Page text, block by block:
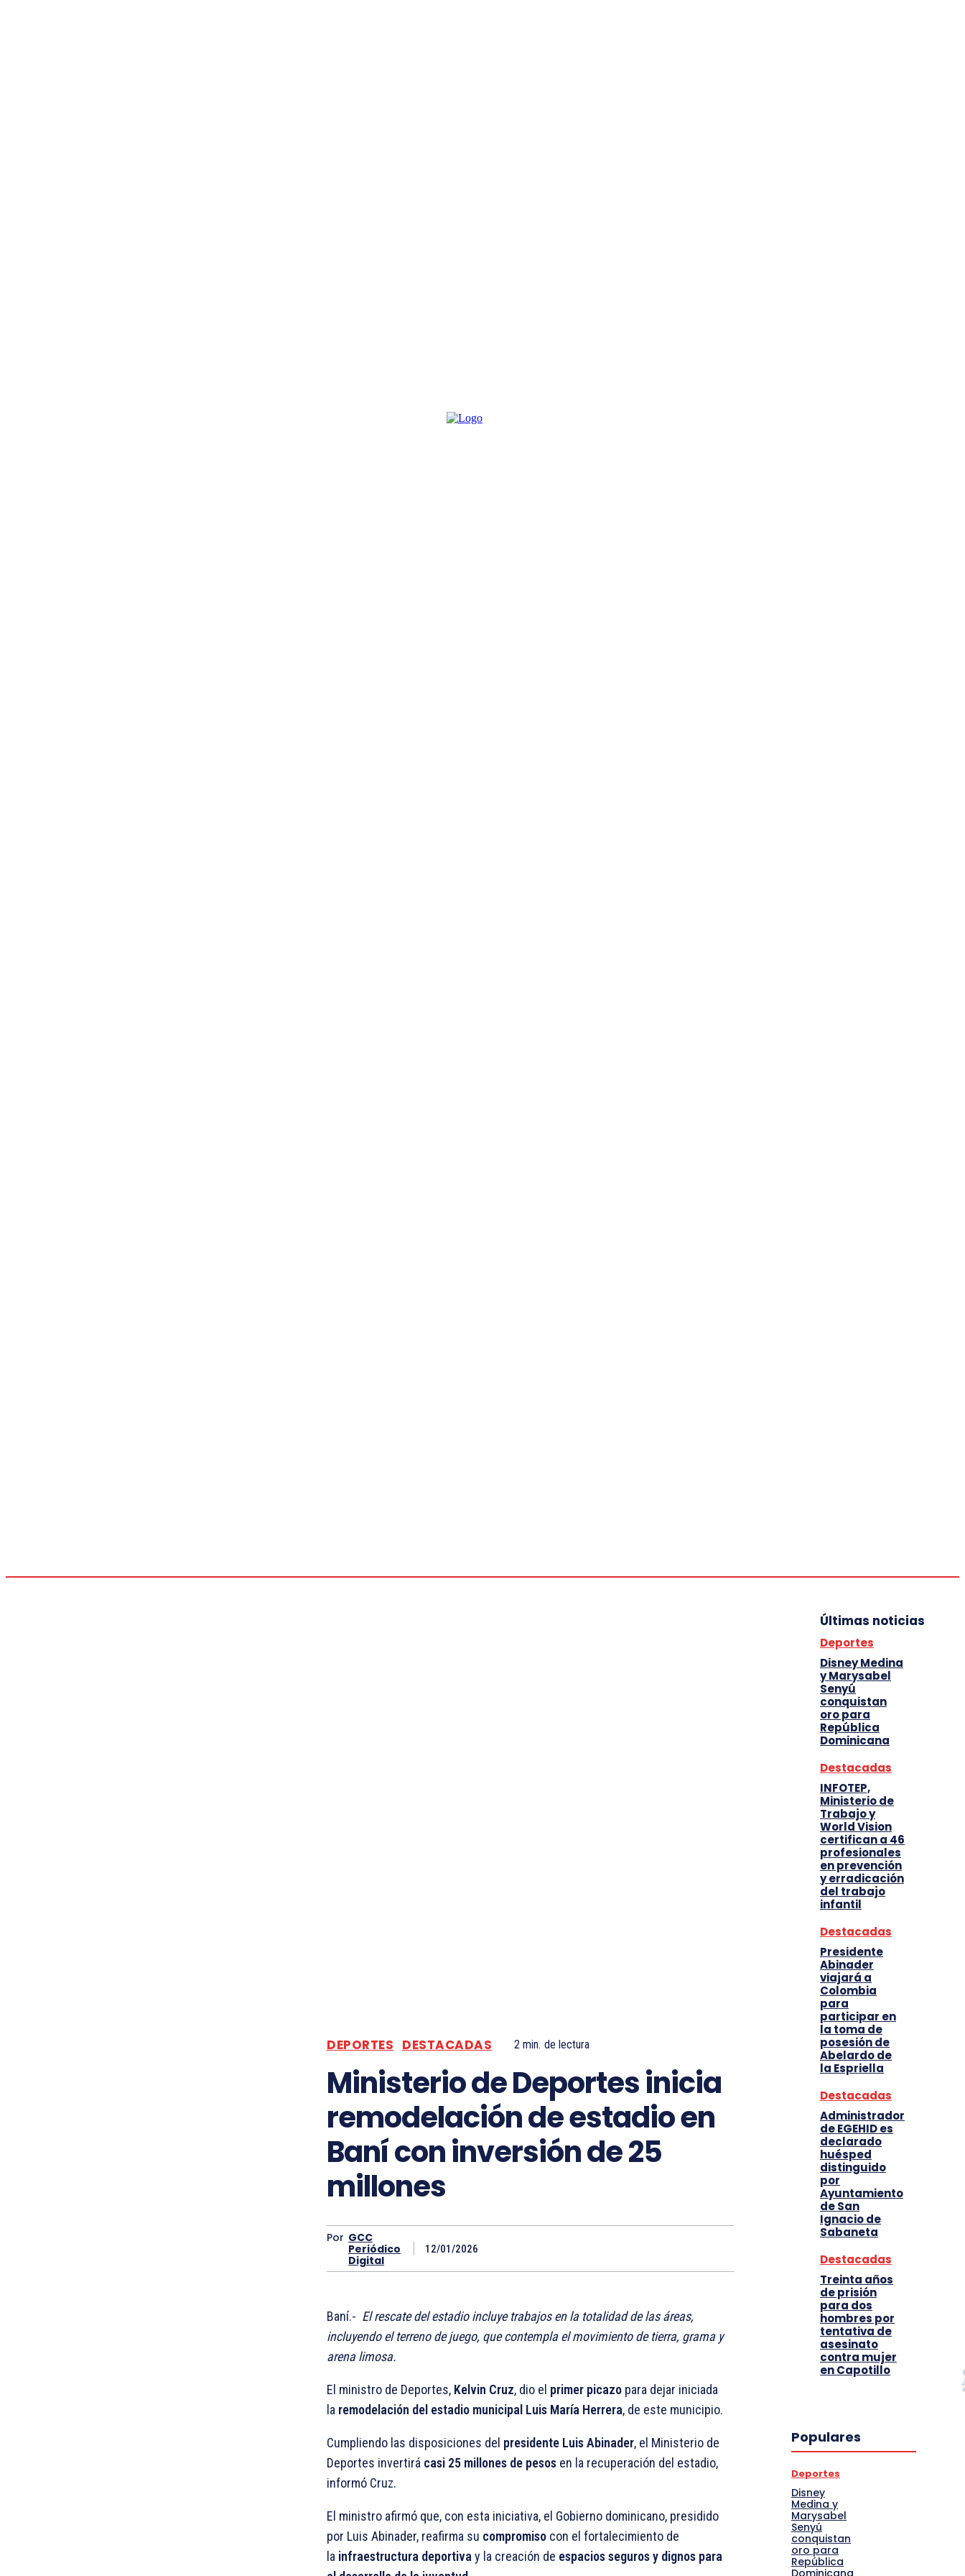
DEPORTES DESTACADAS 2 min. de lectura
Ministerio de Deportes inicia
remodelación de estadio en
Baní con inversión de 25
millones
Por GCC
Periódico
Digital
12/01/2026
Baní.- El rescate del estadio incluye trabajos en la totalidad de las áreas,
incluyendo el terreno de juego, que contempla el movimiento de tierra, grama y
arena limosa.
El ministro de Deportes, Kelvin Cruz, dio el primer picazo para dejar iniciada
la remodelación del estadio municipal Luis María Herrera, de este municipio.
Cumpliendo las disposiciones del presidente Luis Abinader, el Ministerio de
Deportes invertirá casi 25 millones de pesos en la recuperación del estadio,
informó Cruz.
El ministro afirmó que, con esta iniciativa, el Gobierno dominicano, presidido
por Luis Abinader, reafirma su compromiso con el fortalecimiento de
la infraestructura deportivay la creación de espacios seguros y dignos para
Últimas noticias
Deportes
Disney Medina
y Marysabel
Senyú
conquistan
oro para
República
Dominicana
Destacadas
INFOTEP,
Ministerio de
Trabajo y
World Vision
certifican a 46
profesionales
en prevención
y erradicación
del trabajo
infantil
Destacadas
Presidente
Abinader
viajará a
Colombia
para
participar en
la toma de
posesión de
Abelardo de
la Espriella
Destacadas
Administrador
de EGEHID es
declarado
huésped
distinguido
por
Ayuntamiento
de San
Ignacio de
Sabaneta
Destacadas
Treinta años
de prisión
para dos
hombres por
tentativa de
asesinato
contra mujer
en Capotillo
Populares
Deportes
Disney
Medina y
Marysabel
Senyú
conquistan
oro para
República
Dominicana